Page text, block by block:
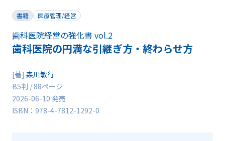
書籍 医療管理/経営
歯科医院経営の強化書 vol.2
歯科医院の円満な引継ぎ方・終わらせ方
[著] 森川敏行
B5判 / 88ページ
2026-06-10 発売
ISBN：978-4-7812-1292-0